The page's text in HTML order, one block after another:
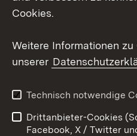
Barrierefreiheit
Impressum
Cookies.
Weitere Informationen
unserer
Technisch notwendige
Drittanbieter-Cookies
Facebook, X / Twitter